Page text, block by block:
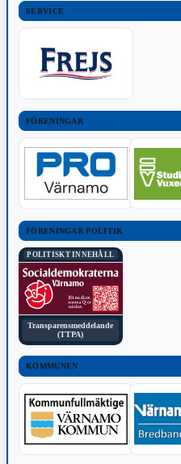
SERVICE
FÖRENINGAR
FÖRENINGAR POLITIK
POLITISKT INNEHÅLL
Transparensmeddelande
(TTPA)
KOMMUNEN